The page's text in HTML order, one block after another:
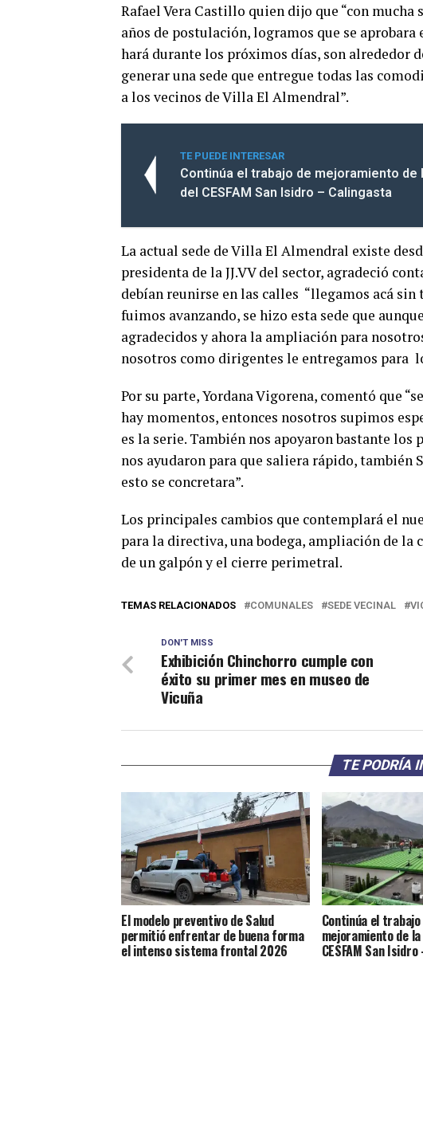
Rafael Vera Castillo quien dijo que “con
años de postulación, logramos que se
hará durante los próximos días, son alrededor
generar una sede que entregue todas las
a los vecinos de Villa El Almendral”.
TE PUEDE INTERESAR
Continúa el trabajo de mejoramiento de
del CESFAM San Isidro – Calingasta
La actual sede de Villa El Almendral existe
presidenta de la JJ.VV del sector, agradeció
debían reunirse en las calles “llegamos acá
fuimos avanzando, se hizo esta sede que
agradecidos y ahora la ampliación para
nosotros como dirigentes le entregamos para
Por su parte, Yordana Vigorena, comentó que
hay momentos, entonces nosotros supimos
es la serie. También nos apoyaron bastante los
nos ayudaron para que saliera rápido, también
esto se concretara”.
Los principales cambios que contemplará el
para la directiva, una bodega, ampliación de la
de un galpón y el cierre perimetral.
TEMAS RELACIONADOS COMUNALES SEDE VECINAL
DON'T MISS
Exhibición Chinchorro cumple con
éxito su primer mes en museo de
Vicuña
TE PODRÍA
El modelo preventivo de Salud
permitió enfrentar de buena forma
el intenso sistema frontal 2026
Continúa el trabajo
mejoramiento de
CESFAM San